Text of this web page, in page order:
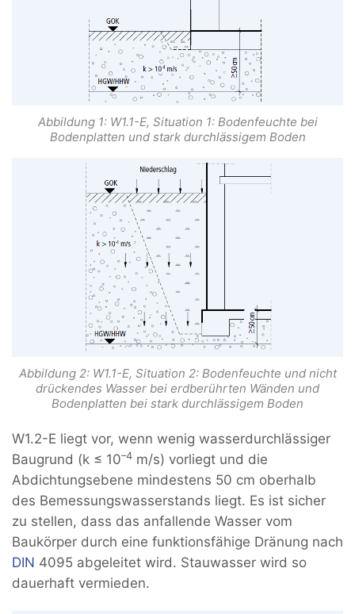
Abbildung 1: W1.1-E, Situation 1: Bodenfeuchte bei
Bodenplatten und stark durchlässigem Boden
Abbildung 2: W1.1-E, Situation 2: Bodenfeuchte und nicht
drückendes Wasser bei erdberührten Wänden und
Bodenplatten bei stark durchlässigem Boden
W1.2-E liegt vor, wenn wenig wasserdurchlässiger
Baugrund (k ≤ 10–4 m/s) vorliegt und die
Abdichtungsebene mindestens 50 cm oberhalb
des Bemessungswasserstands liegt. Es ist sicher
zu stellen, dass das anfallende Wasser vom
Baukörper durch eine funktionsfähige Dränung nach
DIN 4095 abgeleitet wird. Stauwasser wird so
dauerhaft vermieden.